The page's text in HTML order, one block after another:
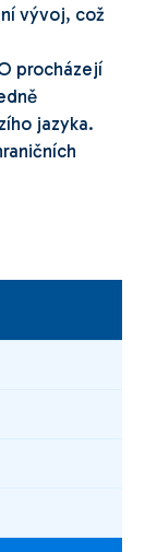
vývoj, což
procházejí
jazyka.